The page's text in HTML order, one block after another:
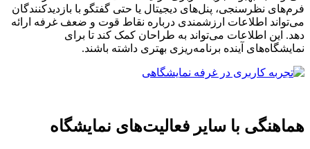
فرم‌های نظرسنجی، پنل‌های دیجیتال یا حتی گفتگو با بازدیدکنندگان
می‌تواند اطلاعات ارزشمندی درباره نقاط قوت و ضعف غرفه ارائه
دهد. این اطلاعات می‌تواند به طراحان کمک کند تا برای
نمایشگاه‌های آینده برنامه‌ریزی بهتری داشته باشند.
هماهنگی با سایر فعالیت‌های نمایشگاه